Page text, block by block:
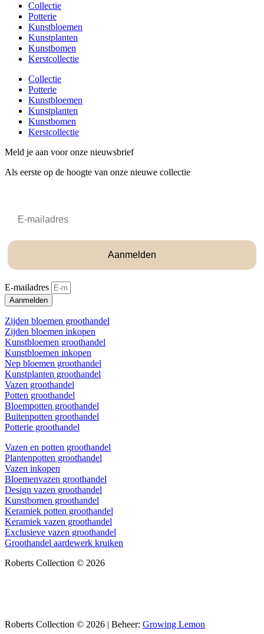
Collectie
Potterie
Kunstbloemen
Kunstplanten
Kunstbomen
Kerstcollectie
Collectie
Potterie
Kunstbloemen
Kunstplanten
Kunstbomen
Kerstcollectie
Meld je aan voor onze nieuwsbrief
Als eerste op de hoogte van onze nieuwe collectie
Aanmelden
E-mailadres
Aanmelden
Zijden bloemen groothandel
Zijden bloemen inkopen
Kunstbloemen groothandel
Kunstbloemen inkopen
Nep bloemen groothandel
Kunstplanten groothandel
Vazen groothandel
Potten groothandel
Bloempotten groothandel
Buitenpotten groothandel
Potterie groothandel
Vazen en potten groothandel
Plantenpotten groothandel
Vazen inkopen
Bloemenvazen groothandel
Design vazen groothandel
Kunstbomen groothandel
Keramiek potten groothandel
Keramiek vazen groothandel
Exclusieve vazen groothandel
Groothandel aardewerk kruiken
Roberts Collection © 2026
Roberts Collection © 2026 | Beheer: Growing Lemon